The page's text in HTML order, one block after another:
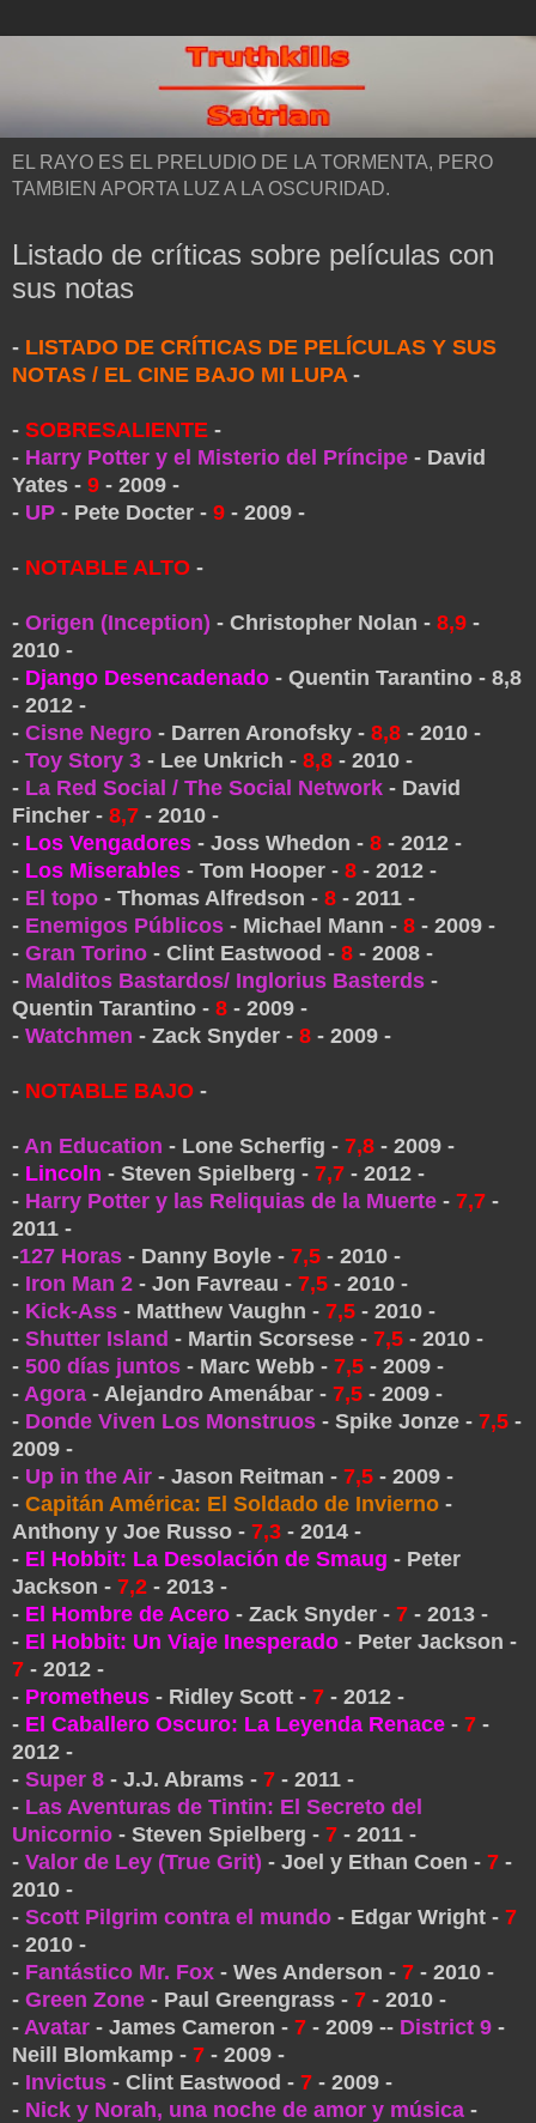
EL RAYO ES EL PRELUDIO DE LA TORMENTA, PERO
TAMBIEN APORTA LUZ A LA OSCURIDAD.
Listado de críticas sobre películas con
sus notas
- LISTADO DE CRÍTICAS DE PELÍCULAS Y SUS
NOTAS / EL CINE BAJO MI LUPA -
- SOBRESALIENTE -
- Harry Potter y el Misterio del Príncipe - David
Yates - 9 - 2009 -
- UP - Pete Docter - 9 - 2009 -
- NOTABLE ALTO -
- Origen (Inception) - Christopher Nolan - 8,9 -
2010 -
- Django Desencadenado - Quentin Tarantino - 8,8
- 2012 -
- Cisne Negro - Darren Aronofsky - 8,8 - 2010 -
- Toy Story 3 - Lee Unkrich - 8,8 - 2010 -
- La Red Social / The Social Network - David
Fincher - 8,7 - 2010 -
- Los Vengadores - Joss Whedon - 8 - 2012 -
- Los Miserables - Tom Hooper - 8 - 2012 -
- El topo - Thomas Alfredson - 8 - 2011 -
- Enemigos Públicos - Michael Mann - 8 - 2009 -
- Gran Torino - Clint Eastwood - 8 - 2008 -
- Malditos Bastardos/ Inglorius Basterds -
Quentin Tarantino - 8 - 2009 -
- Watchmen - Zack Snyder - 8 - 2009 -
- NOTABLE BAJO -
- An Education - Lone Scherfig - 7,8 - 2009 -
- Lincoln - Steven Spielberg - 7,7 - 2012 -
- Harry Potter y las Reliquias de la Muerte - 7,7 -
2011 -
-127 Horas - Danny Boyle - 7,5 - 2010 -
- Iron Man 2 - Jon Favreau - 7,5 - 2010 -
- Kick-Ass - Matthew Vaughn - 7,5 - 2010 -
- Shutter Island - Martin Scorsese - 7,5 - 2010 -
- 500 días juntos - Marc Webb - 7,5 - 2009 -
- Agora - Alejandro Amenábar - 7,5 - 2009 -
- Donde Viven Los Monstruos - Spike Jonze - 7,5 -
2009 -
- Up in the Air - Jason Reitman - 7,5 - 2009 -
- Capitán América: El Soldado de Invierno -
Anthony y Joe Russo - 7,3 - 2014 -
- El Hobbit: La Desolación de Smaug - Peter
Jackson - 7,2 - 2013 -
- El Hombre de Acero - Zack Snyder - 7 - 2013 -
- El Hobbit: Un Viaje Inesperado - Peter Jackson -
7 - 2012 -
- Prometheus - Ridley Scott - 7 - 2012 -
- El Caballero Oscuro: La Leyenda Renace - 7 -
2012 -
- Super 8 - J.J. Abrams - 7 - 2011 -
- Las Aventuras de Tintin: El Secreto del
Unicornio - Steven Spielberg - 7 - 2011 -
- Valor de Ley (True Grit) - Joel y Ethan Coen - 7 -
2010 -
- Scott Pilgrim contra el mundo - Edgar Wright - 7
- 2010 -
- Fantástico Mr. Fox - Wes Anderson - 7 - 2010 -
- Green Zone - Paul Greengrass - 7 - 2010 -
- Avatar - James Cameron - 7 - 2009 -- District 9 -
Neill Blomkamp - 7 - 2009 -
- Invictus - Clint Eastwood - 7 - 2009 -
- Nick y Norah, una noche de amor y música -